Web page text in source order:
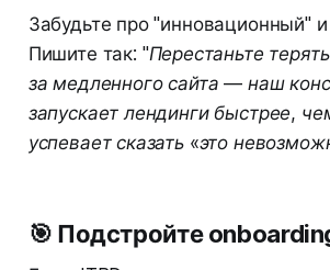
Забудьте про "инновационный"
Пишите так: "Перестаньте
за медленного сайта — наш
запускает лендинги быстрее,
успевает сказать «это
🎯 Подстройте